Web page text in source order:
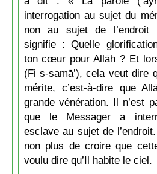
interrogation au sujet du
non au sujet de l’endroit
signifie : Quelle
ton cœur pour Allāh ? Et
(Fi s-samā’), cela veut dire
mérite, c’est-à-dire que
grande vénération. Il n’est
que le Messager a
esclave au sujet de
non plus de croire que
voulu dire qu’Il habite le ciel.